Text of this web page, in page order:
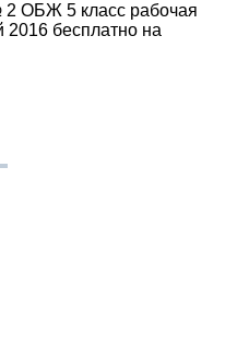
ОБЖ 5 класс рабочая
бесплатно на